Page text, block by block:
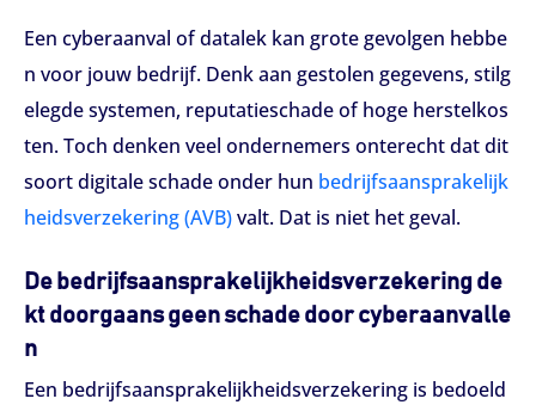
Een cyberaanval of datalek kan grote gevolgen hebbe
n voor jouw bedrijf. Denk aan gestolen gegevens, stilg
elegde systemen, reputatieschade of hoge herstelkos
ten. Toch denken veel ondernemers onterecht dat dit
soort digitale schade onder hun bedrijfsaansprakelijk
heidsverzekering (AVB)valt. Dat is niet het geval.
De bedrijfsaansprakelijkheidsverzekering de
kt doorgaans geen schade door cyberaanvalle
n
Een bedrijfsaansprakelijkheidsverzekering is bedoeld